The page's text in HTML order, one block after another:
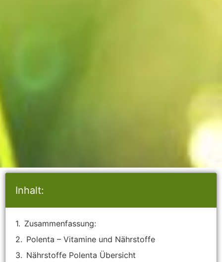
Inhalt:
Zusammenfassung:
Polenta – Vitamine und Nährstoffe
Nährstoffe Polenta Übersicht